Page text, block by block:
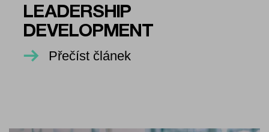
LEADERSHIP
DEVELOPMENT
Přečíst článek